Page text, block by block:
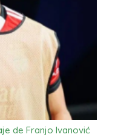
de Franjo Ivanović